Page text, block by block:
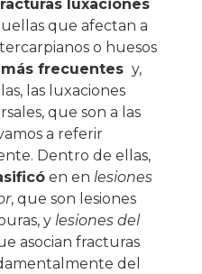
luxaciones
que afectan a
o huesos
más frecuentes y,
las luxaciones
que son a las
a referir
Dentro de ellas,
en en lesiones
, que son lesiones
y lesiones del
asocian fracturas
del